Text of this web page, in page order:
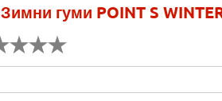
Зимни гуми POINT S